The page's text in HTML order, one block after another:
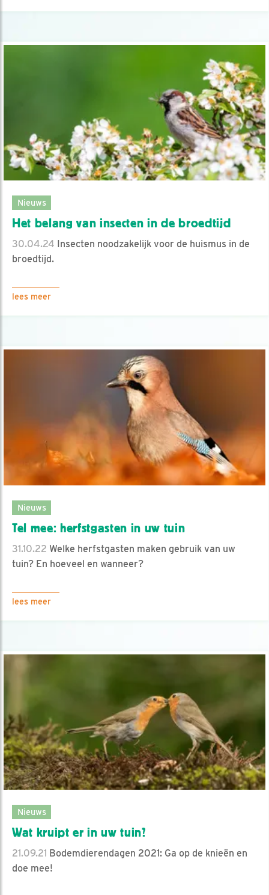
Nieuws
Het belang van insecten in de broedtijd
30.04.24 Insecten noodzakelijk voor de huismus in de
broedtijd.
lees meer
Nieuws
Tel mee: herfstgasten in uw tuin
31.10.22 Welke herfstgasten maken gebruik van uw
tuin? En hoeveel en wanneer?
lees meer
Nieuws
Wat kruipt er in uw tuin?
21.09.21 Bodemdierendagen 2021: Ga op de knieën en
doe mee!